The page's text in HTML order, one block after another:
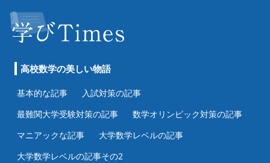
高校数学の美しい物語
基本的な記事
入試対策の記事
最難関大学受験対策の記事
数学オリンピック対策の記事
マニアックな記事
大学数学レベルの記事
大学数学レベルの記事その2